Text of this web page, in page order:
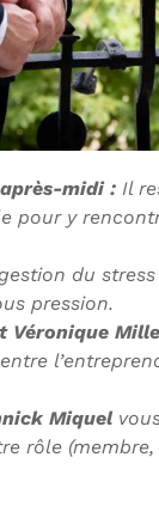
midi :Il
pour y
du
pression.
Véronique
Miquel
rôle